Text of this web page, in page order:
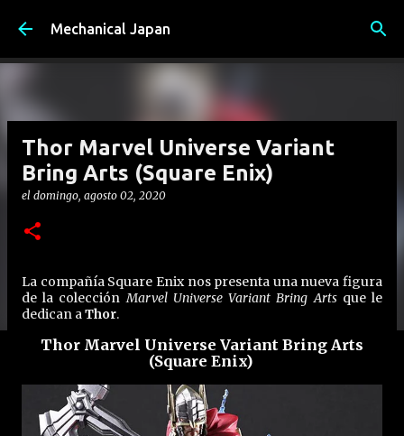
Ir al contenido principal
Mechanical Japan
Thor Marvel Universe Variant
Bring Arts (Square Enix)
el domingo, agosto 02, 2020
La compañía Square Enix nos presenta una nueva figura
de la colecciónMarvel Universe Variant Bring Artsque le
dedican aThor.
Thor Marvel Universe Variant Bring Arts
(Square Enix)